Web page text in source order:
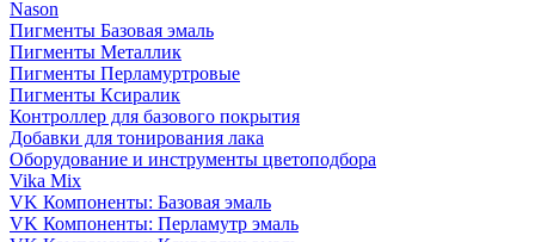
Nason
Пигменты Базовая эмаль
Пигменты Металлик
Пигменты Перламуртровые
Пигменты Ксиралик
Контроллер для базового покрытия
Добавки для тонирования лака
Оборудование и инструменты цветоподбора
Vika Mix
VK Компоненты: Базовая эмаль
VK Компоненты: Перламутр эмаль